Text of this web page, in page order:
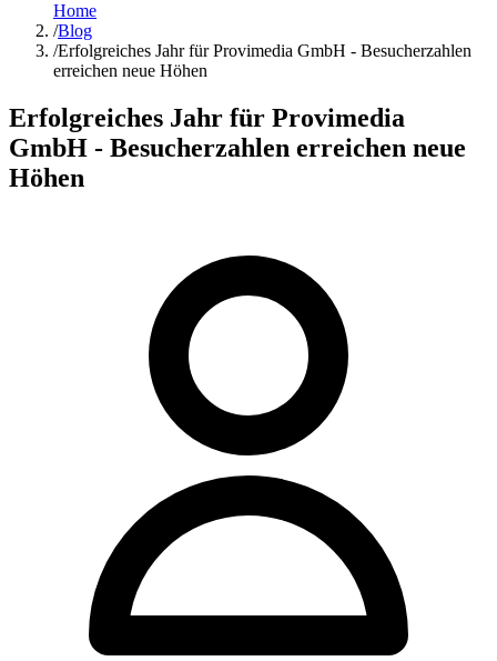
Home
/Blog
/Erfolgreiches Jahr für Provimedia GmbH - Besucherzahlen
erreichen neue Höhen
Erfolgreiches Jahr für Provimedia
GmbH - Besucherzahlen erreichen neue
Höhen